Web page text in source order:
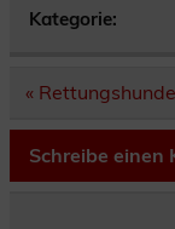
Kategorie:
«
Schreibe einen